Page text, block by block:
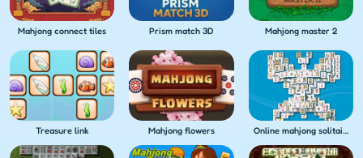
Mahjong connect tiles Prism match 3D Mahjong master 2
Treasure link Mahjong flowers Online mahjong solitaire